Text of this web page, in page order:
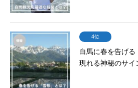
4位
白馬に春を告げ
現れる神秘のサイ